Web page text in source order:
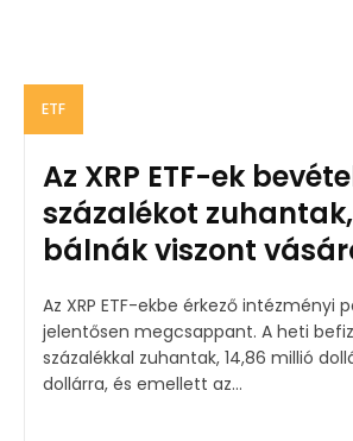
ETF
Az XRP ETF-ek
százalékot
bálnák viszont
Az XRP ETF-ekbe érkező intézményi
jelentősen megcsappant. A heti befizetések 93
százalékkal zuhantak, 14,86 millió
dollárra, és emellett az...